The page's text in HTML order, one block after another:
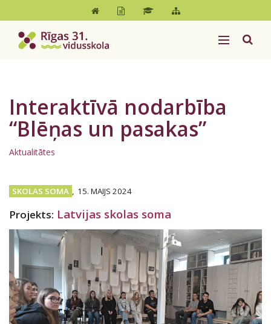
Interaktīvā nodarbība
“Blēņas un pasakas”
Aktualitātes
SKOLAS SOMA , 15. MAIJS 2024
Projekts: Latvijas skolas soma